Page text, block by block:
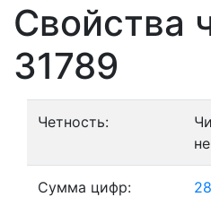
Свойства
31789
Четность:
Сумма цифр: 28